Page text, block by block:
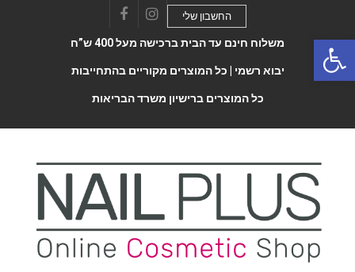
FacebookInstagram
החשבון שלי
משלוח חינם עד הבית ברכישה מעל 400 ש”ח
יבוא רשמי | כל המוצרים מקוריים בהתחייבות
כל המוצרים ברישיון משרד הבריאות